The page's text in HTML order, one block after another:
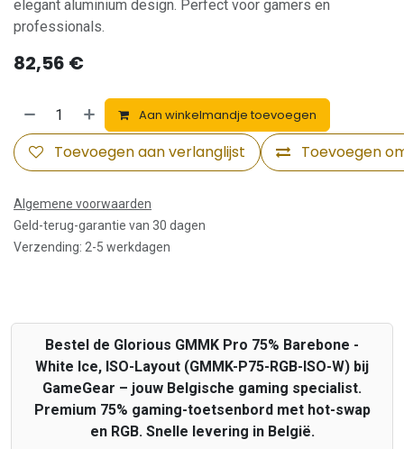
elegant aluminium design. Perfect voor gamers en
professionals.
82,56 €
Aan winkelmandje toevoegen
Toevoegen
Toevoegen aan verlanglijst
Algemene voorwaarden
Geld-terug-garantie van 30 dagen
Verzending: 2-5 werkdagen
Bestel de Glorious GMMK Pro 75% Barebone -
White Ice, ISO-Layout (GMMK-P75-RGB-ISO-W) bij
GameGear – jouw Belgische gaming specialist.
Premium 75% gaming-toetsenbord met hot-swap
en RGB. Snelle levering in België.